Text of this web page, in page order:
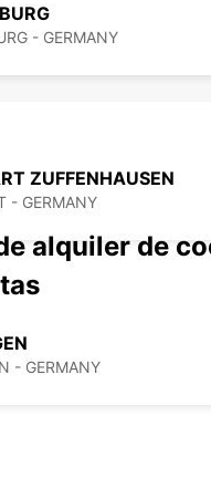
- GERMANY
ZUFFENHAUSEN
- GERMANY
- GERMANY
alquiler de